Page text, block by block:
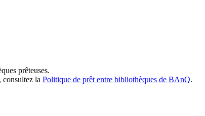
prêteuses.
consultez la Politique de prêt entre bibliothèques de BAnQ.